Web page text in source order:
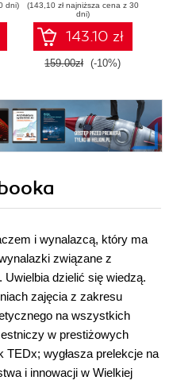
dni)
IoT, and cloud
infrastructure
(143,10 zł najniższa cena z 30
dni)
143.10 zł
159.00zł (-10%)
i wynalazcą, który ma
związane z
dzielić się wiedzą.
zajęcia z zakresu
na wszystkich
w prestiżowych
TEDx; wygłasza prelekcje na
i innowacji w Wielkiej